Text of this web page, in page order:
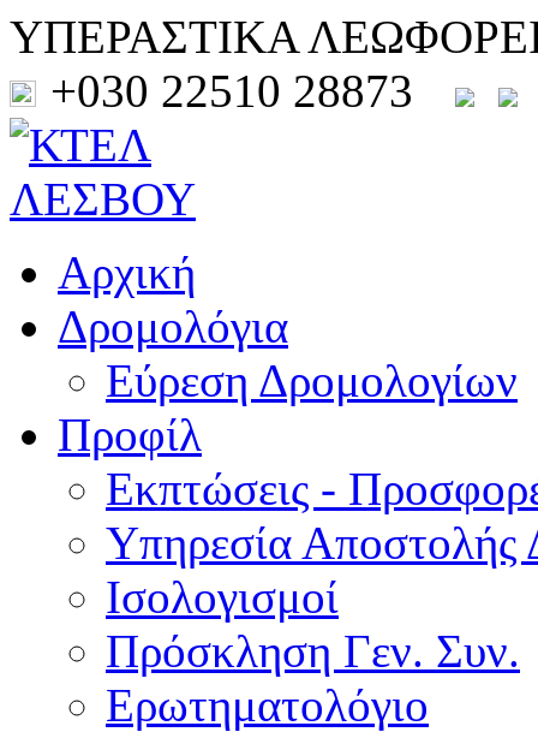
ΥΠΕΡΑΣΤΙΚΑ
+030 22510 28873
Αρχική
Δρομολόγια
Εύρεση Δρομολογίων
Προφίλ
Εκπτώσεις -
Υπηρεσία Αποστολής
Ισολογισμοί
Πρόσκληση Γεν. Συν.
Ερωτηματολόγιο